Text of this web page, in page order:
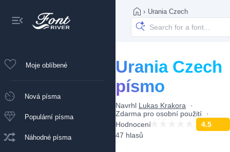
Moje oblíbené
Nová písma
Populární písma
Náhodné písma
› Urania Czech
Urania Czech
písmo
Navrhl Lukas Krakora
Zdarma pro osobní použití
Hodnocení
4.5
47 hlasů